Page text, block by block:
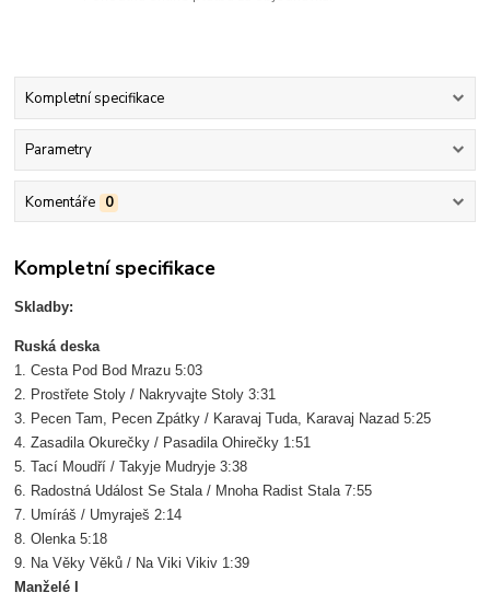
Kompletní specifikace
Parametry
Komentáře 0
Kompletní specifikace
Skladby:
Ruská deska
1. Cesta Pod Bod Mrazu 5:03
2. Prostřete Stoly / Nakryvajte Stoly 3:31
3. Pecen Tam, Pecen Zpátky / Karavaj Tuda, Karavaj Nazad 5:25
4. Zasadila Okurečky / Pasadila Ohirečky 1:51
5. Tací Moudří / Takyje Mudryje 3:38
6. Radostná Událost Se Stala / Mnoha Radist Stala 7:55
7. Umíráš / Umyraješ 2:14
8. Olenka 5:18
9. Na Věky Věků / Na Viki Vikiv 1:39
Manželé I